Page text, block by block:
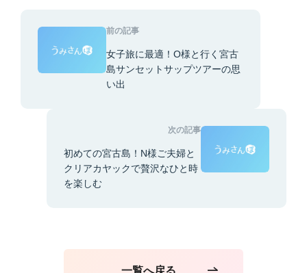
前の記事
女子旅に最適！O様と行く宮古
島サンセットサップツアーの思
い出
次の記事
初めての宮古島！N様ご夫婦と
クリアカヤックで贅沢なひと時
を楽しむ
一覧へ戻る